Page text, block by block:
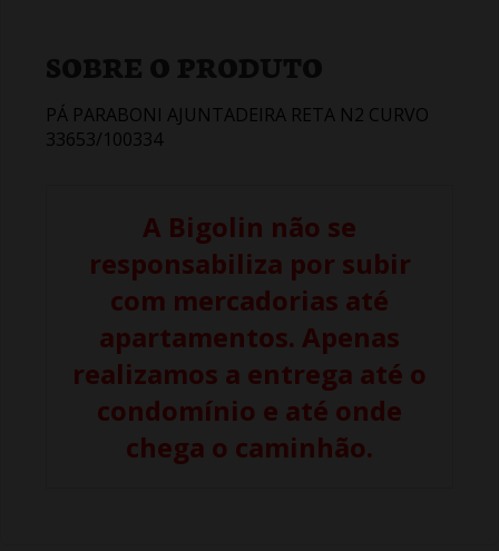
SOBRE O PRODUTO
PÁ PARABONI AJUNTADEIRA RETA N2 CURVO
33653/100334
A Bigolin não se
responsabiliza por subir
com mercadorias até
apartamentos. Apenas
realizamos a entrega até o
condomínio e até onde
chega o caminhão.